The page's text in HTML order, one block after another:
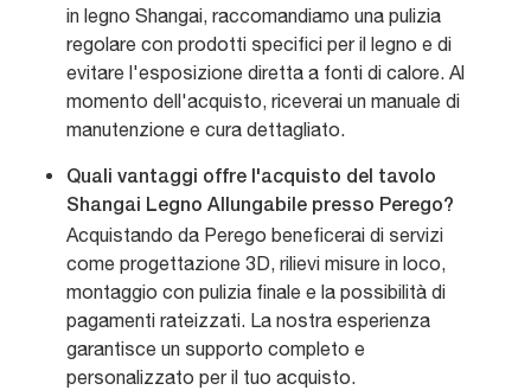
in legno Shangai, raccomandiamo una pulizia
regolare con prodotti specifici per il legno e di
evitare l'esposizione diretta a fonti di calore. Al
momento dell'acquisto, riceverai un manuale di
manutenzione e cura dettagliato.
Quali vantaggi offre l'acquisto del tavolo
Shangai Legno Allungabile presso Perego?
Acquistando da Perego beneficerai di servizi
come progettazione 3D, rilievi misure in loco,
montaggio con pulizia finale e la possibilità di
pagamenti rateizzati. La nostra esperienza
garantisce un supporto completo e
personalizzato per il tuo acquisto.